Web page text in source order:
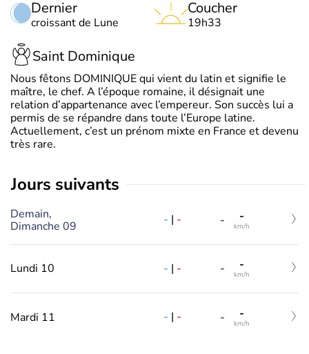
Dernier
croissant de Lune
Coucher
19h33
Saint Dominique
Nous fêtons DOMINIQUE qui vient du latin et signifie le
maître, le chef. A l’époque romaine, il désignait une
relation d’appartenance avec l’empereur. Son succès lui a
permis de se répandre dans toute l’Europe latine.
Actuellement, c’est un prénom mixte en France et devenu
très rare.
jours suivants
Demain,
Dimanche 09
- | - - -
km/h
Lundi 10 - | - - -
km/h
Mardi 11 - | - - -
km/h